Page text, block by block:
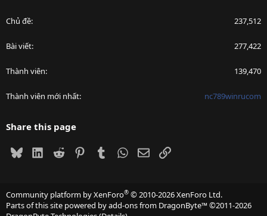
Chủ đề 237,512
Bài viết 277,422
Thành viên 139,470
Thành viên mới nhất nc789winrucom
Share this page
BlueskyLinkedIn
Reddit PinterestTumblrWhatsApp
EmailLink
Community platform by XenForo® © 2010-2026 XenForo Ltd.
Parts of this site powered byadd-ons from DragonByte™©2011-2026